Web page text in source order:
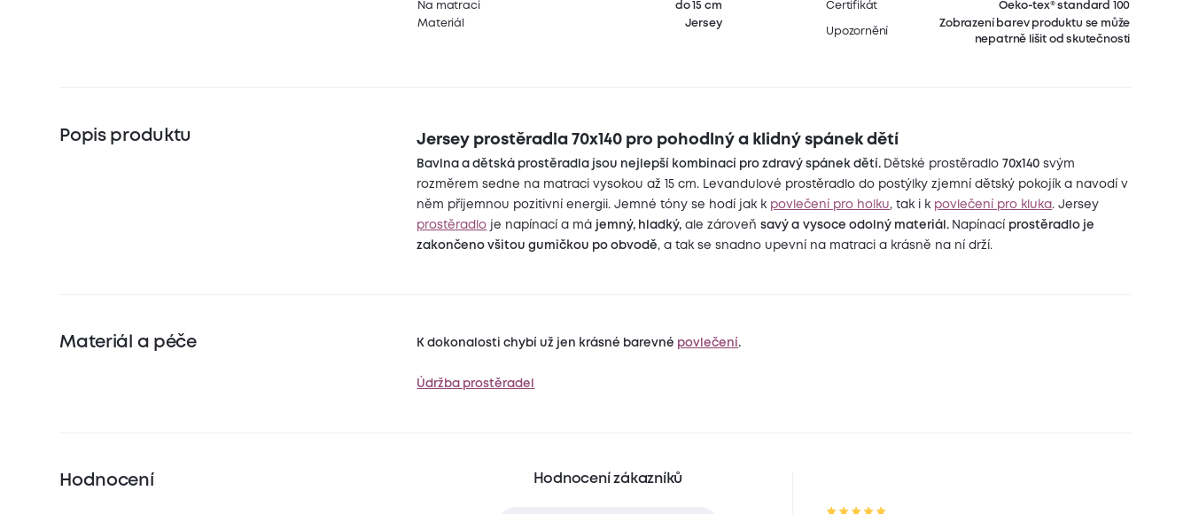
Na matraci
do 15 cm
Materiál
Jersey
Certifikát
Oeko-tex® standard 100
Upozornění
Zobrazení barev produktu se může
nepatrně lišit od skutečnosti
Popis produktu Jersey prostěradla 70x140 pro pohodlný a klidný spánek dětí
Bavlna a dětská prostěradla jsou nejlepší kombinací pro zdravý spánek dětí. Dětské prostěradlo70x140 svým
rozměrem sedne na matraci vysokou až 15 cm. Levandulové prostěradlo do postýlky zjemní dětský pokojík a navodí v
něm příjemnou pozitivní energii. Jemné tóny se hodí jak k povlečení pro holku, tak i k povlečení pro kluka. Jersey
prostěradlo je napínací a má jemný, hladký, ale zároveňsavý a vysoce odolný materiál. Napínací prostěradlo je
zakončeno všitou gumičkou po obvodě, a tak se snadno upevní na matraci a krásně na ní drží.
Materiál a péče K dokonalosti chybí už jen krásné barevné povlečení.
Údržba prostěradel
Hodnocení Hodnocení zákazníků